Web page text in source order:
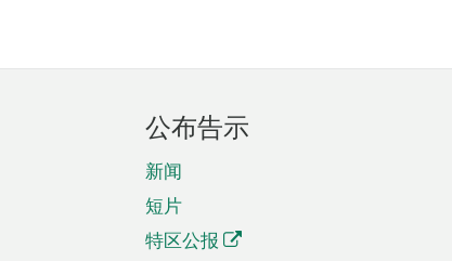
公布告示
新闻
短片
特区公报